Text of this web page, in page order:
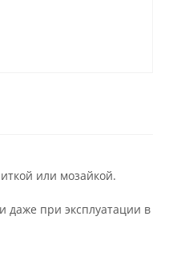
или мозайкой.
даже при эксплуатации в